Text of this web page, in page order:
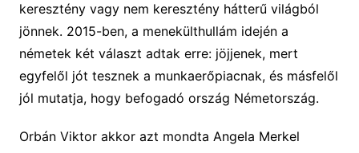
keresztény vagy nem keresztény hátterű világból
jönnek. 2015-ben, a menekülthullám idején a
németek két választ adtak erre: jöjjenek, mert
egyfelől jót tesznek a munkaerőpiacnak, és másfelől
jól mutatja, hogy befogadó ország Németország.
Orbán Viktor akkor azt mondta Angela Merkel